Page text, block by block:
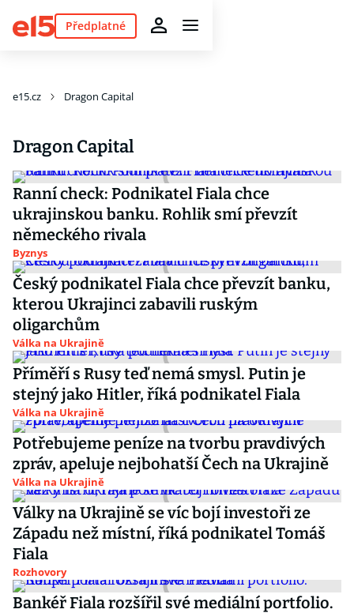
Předplatné
e15.cz Dragon Capital
Dragon Capital
Ranní check: Podnikatel Fiala chce
ukrajinskou banku. Rohlik smí převzít
německého rivala
Byznys
Český podnikatel Fiala chce převzít banku,
kterou Ukrajinci zabavili ruským
oligarchům
Válka na Ukrajině
Příměří s Rusy teď nemá smysl. Putin je
stejný jako Hitler, říká podnikatel Fiala
Válka na Ukrajině
Potřebujeme peníze na tvorbu pravdivých
zpráv, apeluje nejbohatší Čech na Ukrajině
Válka na Ukrajině
Války na Ukrajině se víc bojí investoři ze
Západu než místní, říká podnikatel Tomáš
Fiala
Rozhovory
Bankéř Fiala rozšířil své mediální portfolio.